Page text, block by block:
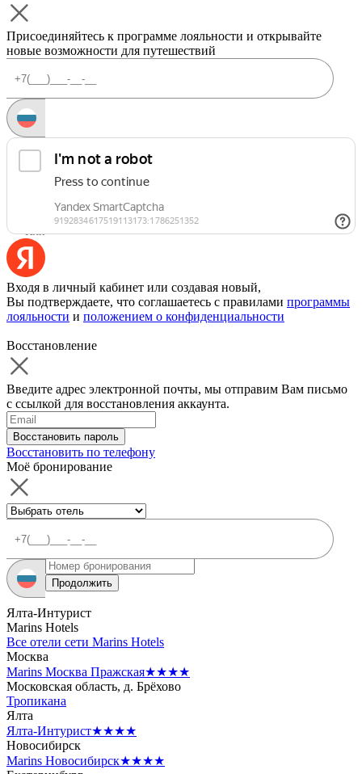
Присоединяйтесь к программе лояльности и открывайте
новые возможности для путешествий
Запросить код
Уже есть аккаунт?Войти
Или
Входя в личный кабинет или создавая новый,
Вы подтверждаете, что соглашаетесь с правилами программы
лояльности и положением о конфиденциальности
Восстановление
Введите адрес электронной почты, мы отправим Вам письмо
с ссылкой для восстановления аккаунта.
Восстановить пароль
Восстановить по телефону
Моё бронирование
Продолжить
Ялта-Интурист
Marins Hotels
Все отели сети Marins Hotels
Москва
Marins Москва Пражская★★★★
Московская область, д. Брёхово
Тропикана
Ялта
Ялта-Интурист★★★★
Новосибирск
Marins Новосибирск★★★★